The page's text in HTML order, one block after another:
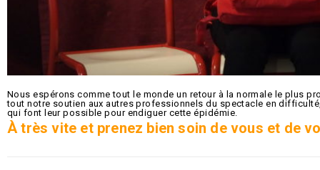
Nous espérons comme tout le monde un retour à la normale le plus
tout notre soutien aux autres professionnels du spectacle en
qui font leur possible pour endiguer cette épidémie.
À très vite et prenez bien soin de vous et de